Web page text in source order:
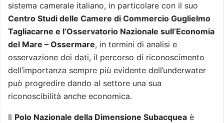
sistema camerale italiano, in particolare con il suo
Centro Studi delle Camere di Commercio Guglielmo
Tagliacarne e l’Osservatorio Nazionale sull’Economia
del Mare – Ossermare, in termini di analisi e
osservazione dei dati, il percorso di riconoscimento
dell’importanza sempre più evidente dell’underwater
può progredire dando al settore una sua
riconoscibilità anche economica.
Il Polo Nazionale della Dimensione Subacquea è